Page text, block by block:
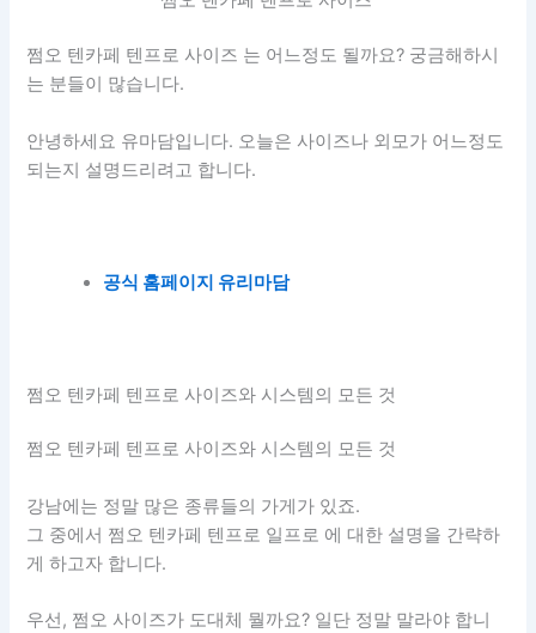
쩜오 텐카페 텐프로 사이즈 는 어느정도 될까요? 궁금해하시
는 분들이 많습니다.
안녕하세요 유마담입니다. 오늘은 사이즈나 외모가 어느정도
되는지 설명드리려고 합니다.
공식 홈페이지 유리마담
쩜오 텐카페 텐프로 사이즈와 시스템의 모든 것
쩜오 텐카페 텐프로 사이즈와 시스템의 모든 것
강남에는 정말 많은 종류들의 가게가 있죠.
그 중에서 쩜오 텐카페 텐프로 일프로 에 대한 설명을 간략하
게 하고자 합니다.
우선, 쩜오 사이즈가 도대체 뭘까요? 일단 정말 말라야 합니